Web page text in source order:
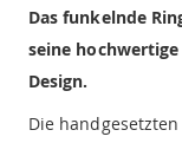
Das funkelnde
seine
Design.
Die